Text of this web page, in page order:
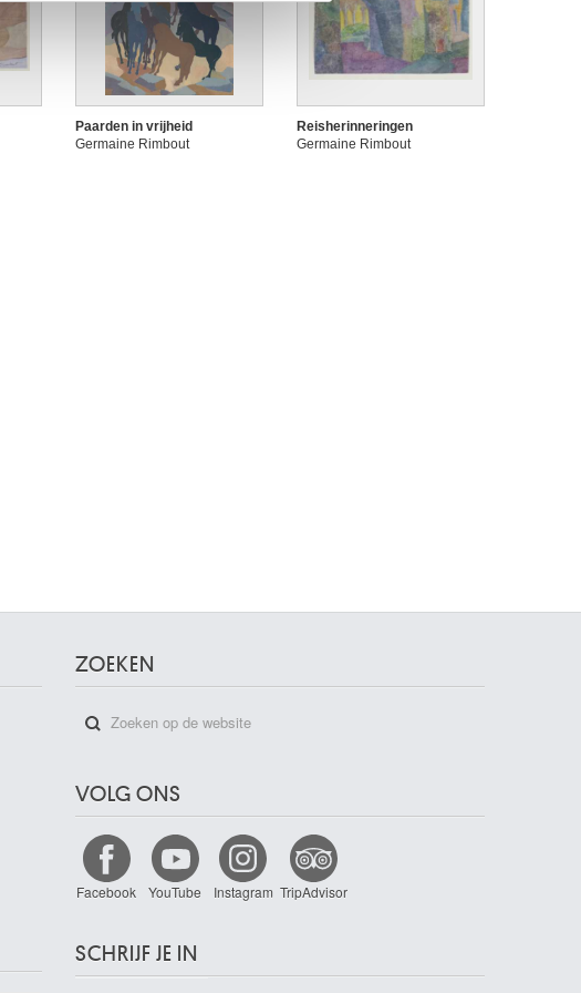
Paarden in vrijheid
Germaine Rimbout
Reisherinneringen
Germaine Rimbout
ZOEKEN
VOLG ONS
Facebook YouTube Instagram TripAdvisor
SCHRIJF JE IN